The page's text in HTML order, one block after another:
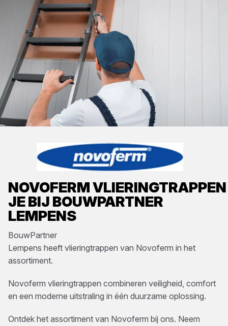
NOVOFERMVLIERINGTRAPPEN
JE BIJ BOUWPARTNER
LEMPENS
BouwPartner
Lempens heeft vlieringtrappen van Novoferm in het
assortiment.
Novoferm vlieringtrappen combineren veiligheid, comfort
en een moderne uitstraling in één duurzame oplossing.
Ontdek het assortiment van Novoferm bij ons. Neem